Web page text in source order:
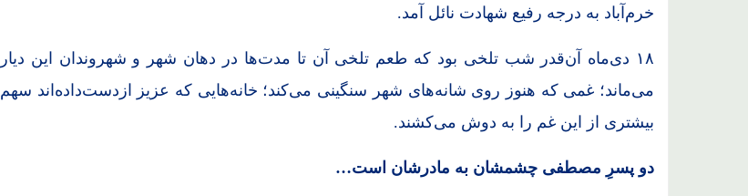
خرم‌آباد به درجه رفیع شهادت نائل آمد.
۱۸ دی‌ماه آن‌قدر شب تلخی بود که طعم تلخی آن تا مدت‌ها در دهان شهر و شهروندان این دیار
می‌ماند؛ غمی که هنوز روی شانه‌های شهر سنگینی می‌کند؛ خانه‌هایی که عزیز ازدست‌داده‌اند سهم
بیشتری از این غم را به دوش می‌کشند.
دو پسرِ مصطفی چشمشان به مادرشان است…